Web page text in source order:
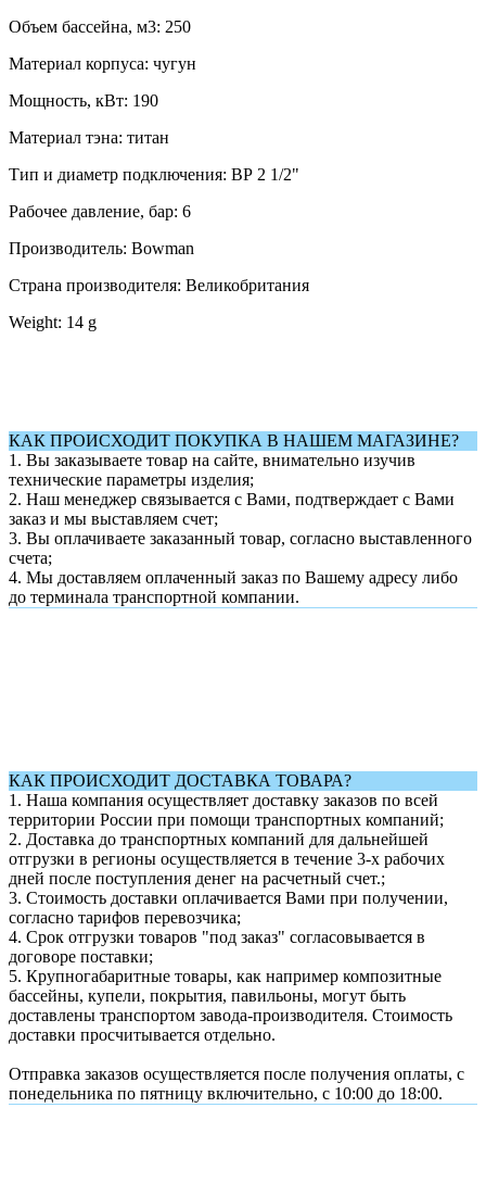
Объем бассейна, м3: 250
Материал корпуса: чугун
Мощность, кВт: 190
Материал тэна: титан
Тип и диаметр подключения: ВР 2 1/2"
Рабочее давление, бар: 6
Производитель: Bowman
Страна производителя: Великобритания
Weight: 14 g
КАК ПРОИСХОДИТ ПОКУПКА В НАШЕМ МАГАЗИНЕ?
1. Вы заказываете товар на сайте, внимательно изучив
технические параметры изделия;
2. Наш менеджер связывается с Вами, подтверждает с Вами
заказ и мы выставляем счет;
3. Вы оплачиваете заказанный товар, согласно выставленного
счета;
4. Мы доставляем оплаченный заказ по Вашему адресу либо
до терминала транспортной компании.
КАК ПРОИСХОДИТ ДОСТАВКА ТОВАРА?
1. Наша компания осуществляет доставку заказов по всей
территории России при помощи транспортных компаний;
2. Доставка до транспортных компаний для дальнейшей
отгрузки в регионы осуществляется в течение 3-х рабочих
дней после поступления денег на расчетный счет.;
3. Стоимость доставки оплачивается Вами при получении,
согласно тарифов перевозчика;
4. Срок отгрузки товаров "под заказ" согласовывается в
договоре поставки;
5. Крупногабаритные товары, как например композитные
бассейны, купели, покрытия, павильоны, могут быть
доставлены транспортом завода-производителя. Стоимость
доставки просчитывается отдельно.
Отправка заказов осуществляется после получения оплаты, с
понедельника по пятницу включительно, с 10:00 до 18:00.